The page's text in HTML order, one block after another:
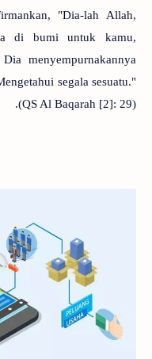
"Dia-lah Allah,
di bumi untuk kamu,
menyempurnakannya
segala sesuatu."
(QS Al Baqarah [2]: 29).